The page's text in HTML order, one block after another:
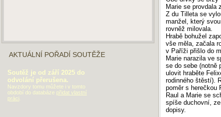
Marie se provdala
Z du Tilleta se
manžel, který
rovněž milovala.
Hrabě bohužel
vše měla, začala
v Paříži přišlo do
Marie narazila ve
se do sebe (notně
ulovit hraběte
rodinného štěstí).
poměr s herečkou
Raul a Marie se
spíše duchovní,
dopisy.
AKTUÁLNÍ POŘADÍ SOUTĚŽE
Soutěž je od září 2025 do
odvolání přerušena.
Navzdory tomu můžete i v tomto
období do databáze přidat vlastní
práci